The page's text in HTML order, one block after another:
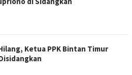
Ketua PPK Bintan Timur